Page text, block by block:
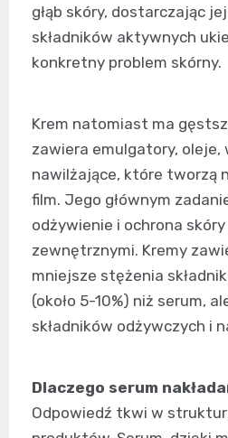
głąb skóry, dostarczając
składników aktywnych
konkretny problem skórny.
Krem natomiast ma
zawiera emulgatory, oleje,
nawilżające, które tworzą
film. Jego głównym
odżywienie i ochrona
zewnętrznymi. Kremy
mniejsze stężenia
(około 5-10%) niż serum,
składników odżywczych i
Dlaczego serum
Odpowiedź tkwi w